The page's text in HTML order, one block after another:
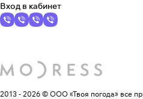
Вход в кабинет
2013 - 2026 © ООО «Твоя погода» все